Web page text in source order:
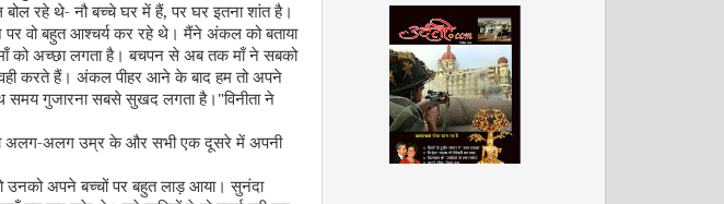
रहे थे-नौ बच्चे घर में हैं, पर घर इतना शांत है।
वो बहुत आश्चर्य कर रहे थे। मैंने अंकल को बताया
को अच्छा लगता है। बचपन से अब तक माँ ने सबको
करते हैं। अंकल पीहर आने के बाद हम तो अपने
समय गुजारना सबसे सुखद लगता है।"विनीता ने
हो अलग-अलग उम्र के और सभी एक दूसरे में अपनी
उनको अपने बच्चों पर बहुत लाड़ आया। सुनंदा
दिसम्‍बर 2008